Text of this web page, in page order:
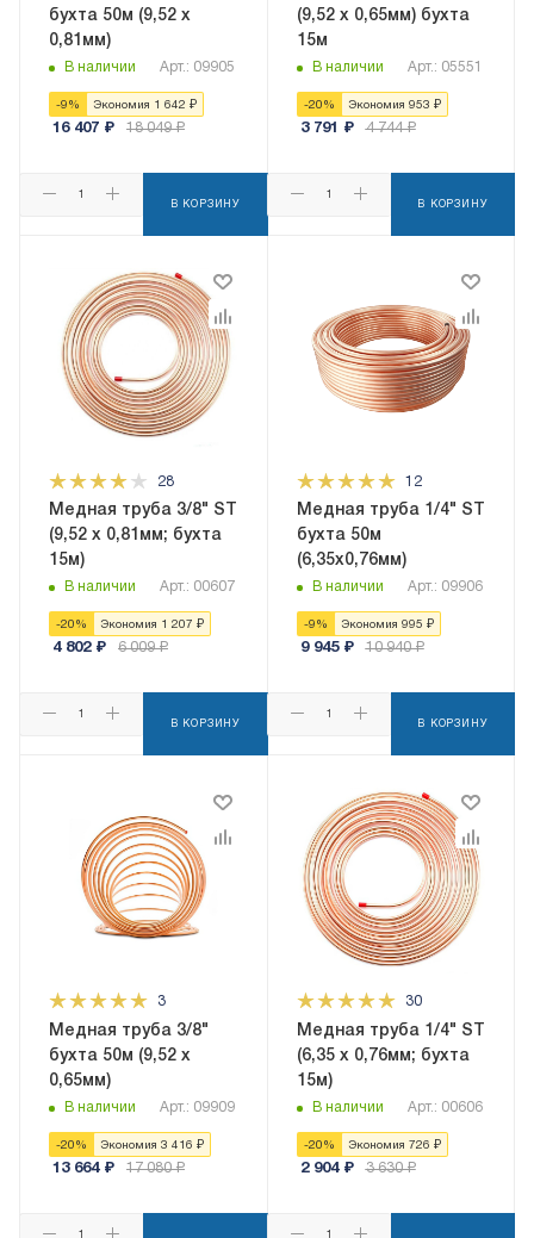
бухта 50м (9,52 х
0,81мм)
В наличии Арт.: 09905
-9 % Экономия 1 642 ₽
16 407 ₽ 18 049₽
В КОРЗИНУ
(9,52 x 0,65мм) бухта
15м
В наличии Арт.: 05551
-20 % Экономия 953 ₽
3 791 ₽ 4 744₽
В КОРЗИНУ
28
Медная труба 3/8" ST
(9,52 х 0,81мм; бухта
15м)
В наличии Арт.: 00607
-20 % Экономия 1 207 ₽
4 802₽ 6 009₽
В КОРЗИНУ
12
Медная труба 1/4" ST
бухта 50м
(6,35x0,76мм)
В наличии Арт.: 09906
-9 % Экономия 995 ₽
9 945₽ 10 940₽
В КОРЗИНУ
3
Медная труба 3/8"
бухта 50м (9,52 x
0,65мм)
В наличии Арт.: 09909
-20 % Экономия 3 416 ₽
13 664₽ 17 080₽
30
Медная труба 1/4" ST
(6,35 х 0,76мм; бухта
15м)
В наличии Арт.: 00606
-20 % Экономия 726 ₽
2 904₽ 3 630₽